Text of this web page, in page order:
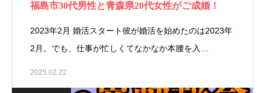
福島市30代男性と青森県20代女性がご成婚！
2023年2月 婚活スタート彼が婚活を始めたのは2023年
2月。でも、仕事が忙しくてなかなか本腰を入…
2025.02.22